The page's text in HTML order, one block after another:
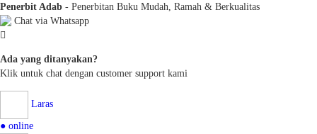
Penerbit Adab - Penerbitan Buku Mudah, Ramah & Berkualitas
Chat via Whatsapp
Ada yang ditanyakan?
Klik untuk chat dengan customer support kami
Laras
● online